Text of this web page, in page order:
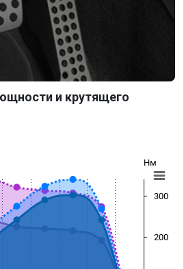
и крутящего
Нм
200
300